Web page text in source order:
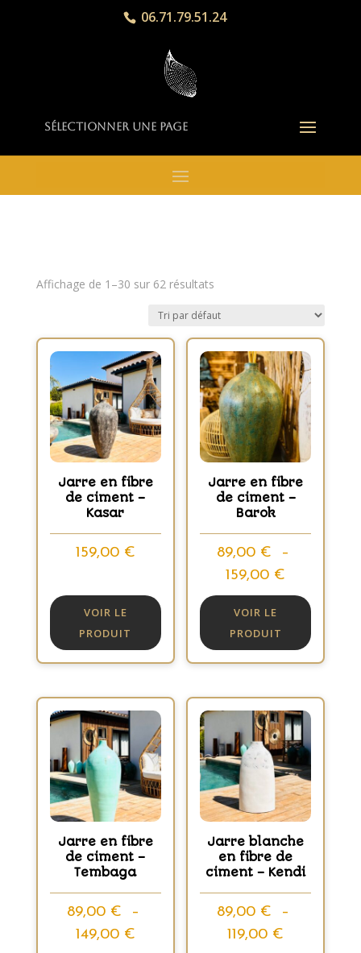
06.71.79.51.24
Sélectionner une page
Affichage de 1–30 sur 62 résultats
Jarre en fibre
de ciment –
Kasar
159,00 €
VOIR LE
PRODUIT
Jarre en fibre
de ciment –
Barok
89,00 €
–
159,00 €
de
89,00 €
à
VOIR LE
PRODUIT
Jarre en fibre
de ciment –
Tembaga
89,00 €
–
149,00 €Plage
Jarre blanche
en fibre de
ciment – Kendi
89,00 €
–
119,00 €